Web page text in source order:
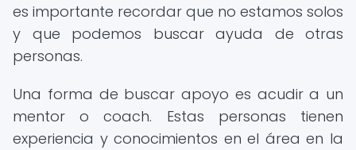
es importante recordar que no estamos solos
y que podemos buscar ayuda de otras
personas.
Una forma de buscar apoyo es acudir a un
mentor o coach. Estas personas tienen
experiencia y conocimientos en el área en la